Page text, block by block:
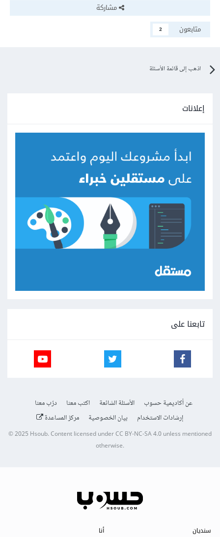
مشاركة
متابعون
2
اذهب إلى قائمة الأسئلة
إعلانات
تابعنا على
عن أكاديمية حسوب الأسئلة الشائعة اكتب معنا
درّب معنا
إرشادات الاستخدام
بيان الخصوصية مركز المساعدة
© 2025Hsoub.Content licensed underCC BY-NC-SA 4.0unless mentioned
otherwise.